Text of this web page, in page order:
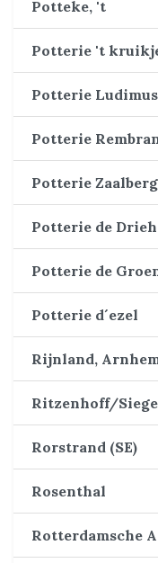
Potteke, 't
Potterie 't
Potterie
Potterie
Potterie
Potterie de
Potterie de
Potterie d´ezel
Rijnland,
Ritzenhoff/
Rorstrand (SE)
Rosenthal
Rotterdamsche